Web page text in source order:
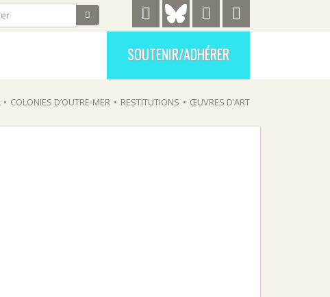
SOUTENIR/ADHÉRER
• COLONIES D’OUTRE-MER • RESTITUTIONS • ŒUVRES D’ART